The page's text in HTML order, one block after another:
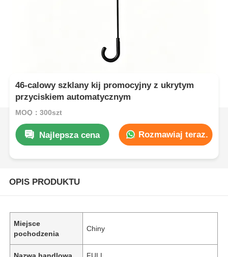
46-calowy szklany kij promocyjny z ukrytym
przyciskiem automatycznym
MOQ：300szt
Najlepsza cena Rozmawiaj teraz.
OPIS PRODUKTU
Miejsce
pochodzenia
Chiny
Nazwa handlowa FULL